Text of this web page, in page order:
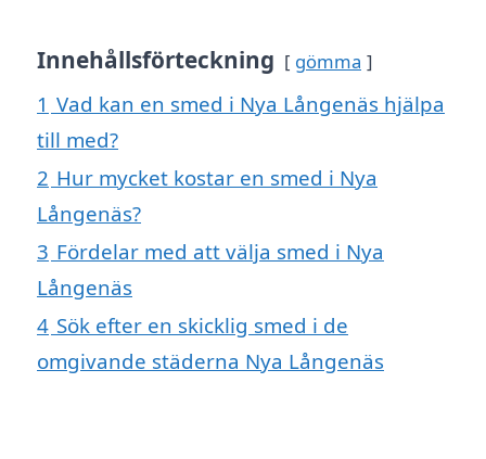
Innehållsförteckning gömma
1 Vad kan en smed i Nya Långenäs hjälpa
till med?
2 Hur mycket kostar en smed i Nya
Långenäs?
3 Fördelar med att välja smed i Nya
Långenäs
4 Sök efter en skicklig smed i de
omgivande städerna Nya Långenäs